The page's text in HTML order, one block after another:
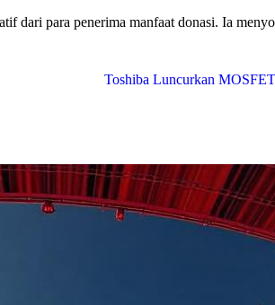
para penerima manfaat donasi. Ia
Toshiba Luncurkan